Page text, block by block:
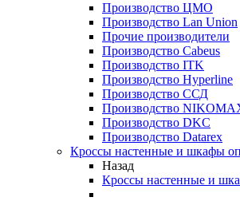
Производство ЦМО
Производство Lan Union
Прочие производители
Производство Cabeus
Производство ITK
Производство Hyperline
Производство ССД
Производство
Производство DKC
Производство Datarex
Кроссы настенные и шкафы
Назад
Кроссы настенные и